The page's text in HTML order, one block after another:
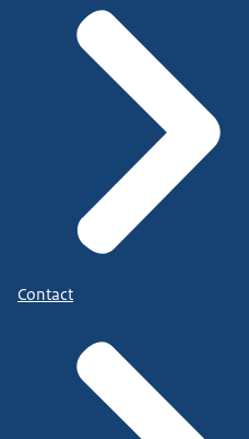
Contact